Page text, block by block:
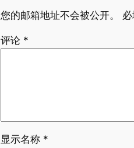
您的邮箱地址不会被公开。
评论 *
显示名称 *